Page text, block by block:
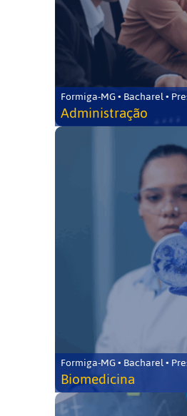
Formiga-MG • Bacharel •
Administração
Formiga-MG • Bacharel •
Biomedicina